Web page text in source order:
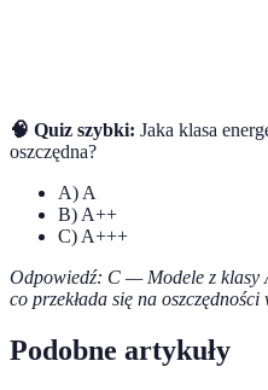
🧠 Quiz szybki: Jaka klasa
oszczędna?
A) A
B) A++
C) A+++
Odpowiedź: C — Modele z
co przekłada się na
Podobne artykuły